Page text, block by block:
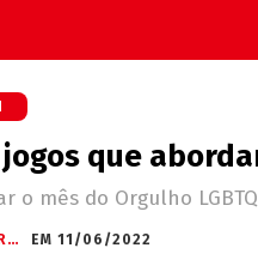
jogos que
mês do Orgulho
JULIANA PAIVA ZAPPAROLI EM 11/06/2022